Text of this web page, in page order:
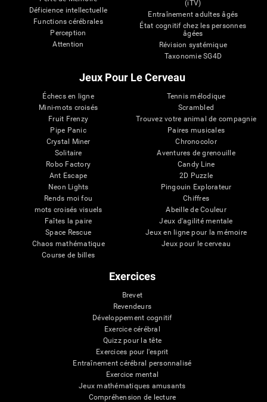
Déficience intellectuelle
Functions cérébrales
Perception
Attention
(iTV)
Entraînement adultes âgés
État cognitif chez les personnes
âgées
Révision systémique
Taxonomie SG4D
Jeux Pour Le Cerveau
Échecs en ligne
Mini-mots croisés
Fruit Frenzy
Pipe Panic
Crystal Miner
Solitaire
Robo Factory
Ant Escape
Neon Lights
Rends moi fou
mots croisés visuels
Faîtes la paire
Space Rescue
Chaos mathématique
Course de billes
Tennis mélodique
Scrambled
Trouvez votre animal de compagnie
Paires musicales
Chronocolor
Aventures de grenouille
Candy Line
2D Puzzle
Pingouin Explorateur
Chiffres
Abeille de Couleur
Jeux d'agilité mentale
Jeux en ligne pour la mémoire
Jeux pour le cerveau
Exercices
Brevet
Revendeurs
Développement cognitif
Exercice cérébral
Quizz pour la tête
Exercices pour l'esprit
Entraînement cérébral personnalisé
Exercice mental
Jeux mathématiques amusants
Compréhension de lecture